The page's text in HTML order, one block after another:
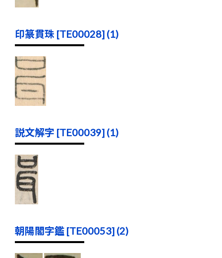
印篆貫珠 [TE00028] (1)
説文解字 [TE00039] (1)
朝陽閣字鑑 [TE00053] (2)